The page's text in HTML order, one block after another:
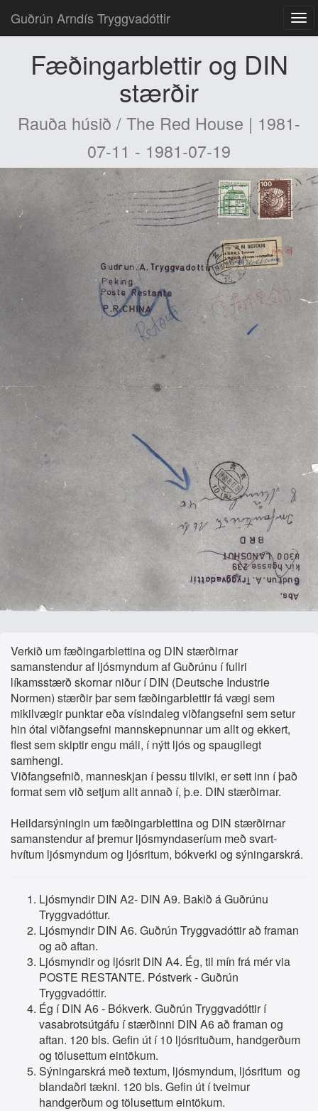
Guðrún Arndís Tryggvadóttir
Fæðingarblettir og DIN
stærðir
Rauða húsið / The Red House | 1981-
07-11 - 1981-07-19
Verkið um fæðingarblettina og DIN stærðirnar
samanstendur af ljósmyndum af Guðrúnu í fullri
líkamsstærð skornar niður í DIN (Deutsche Industrie
Normen) stærðir þar sem fæðingarblettir fá vægi sem
mikilvægir punktar eða vísindaleg viðfangsefni sem setur
hin ótal viðfangsefni mannskepnunnar um allt og ekkert,
flest sem skiptir engu máli, í nýtt ljós og spaugilegt
samhengi.
Viðfangsefnið, manneskjan í þessu tilviki, er sett inn í það
format sem við setjum allt annað í, þ.e. DIN stærðirnar.
Heildarsýningin um fæðingarblettina og DIN stærðirnar
samanstendur af þremur ljósmyndaseríum með svart-
hvítum ljósmyndum og ljósritum, bókverki og sýningarskrá.
Ljósmyndir DIN A2- DIN A9. Bakið á Guðrúnu
Tryggvadóttur.
Ljósmyndir DIN A6. Guðrún Tryggvadóttir að framan
og að aftan.
Ljósmyndir og ljósrit DIN A4. Ég, til mín frá mér via
POSTE RESTANTE. Póstverk - Guðrún
Tryggvadóttir.
Ég í DIN A6 - Bókverk. Guðrún Tryggvadóttir í
vasabrotsútgáfu í stærðinni DIN A6 að framan og
aftan. 120 bls. Gefin út í 10 ljósrituðum, handgerðum
og tölusettum eintökum.
Sýningarskrá með textum, ljósmyndum, ljósritum og
blandaðri tækni. 120 bls. Gefin út í tveimur
handgerðum og tölusettum eintökum.